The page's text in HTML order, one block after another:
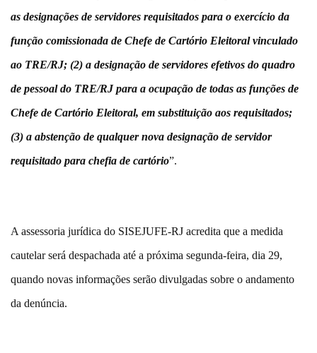
as designações de servidores requisitados para o exercício da
função comissionada de Chefe de Cartório Eleitoral vinculado
ao TRE/RJ; (2) a designação de servidores efetivos do quadro
de pessoal do TRE/RJ para a ocupação de todas as funções de
Chefe de Cartório Eleitoral, em substituição aos requisitados;
(3) a abstenção de qualquer nova designação de servidor
requisitado para chefia de cartório”.
A assessoria jurídica do SISEJUFE-RJ acredita que a medida
cautelar será despachada até a próxima segunda-feira, dia 29,
quando novas informações serão divulgadas sobre o andamento
da denúncia.